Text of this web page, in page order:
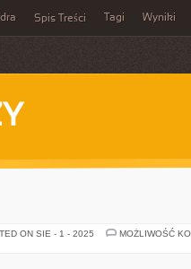
Spis Treści Tagi Wyniki
ON SIE - 1 - 2025
MOŻLIWOŚĆ